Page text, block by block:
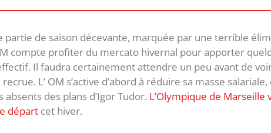
de saison décevante, marquée par une terrible
compte profiter du mercato hivernal pour apporter
Il faudra certainement attendre un peu avant de
L’ OM s’active d’abord à réduire sa masse
des plans d’Igor Tudor. L’Olympique de Marseille
départ cet hiver.